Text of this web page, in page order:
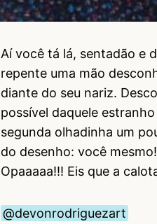
Aí você tá lá, sentadão e
repente uma mão
diante do seu nariz.
possível daquele
segunda olhadinha um
do desenho: você mesmo!
Opaaaaa!!! Eis que a
@devonrodriguezart